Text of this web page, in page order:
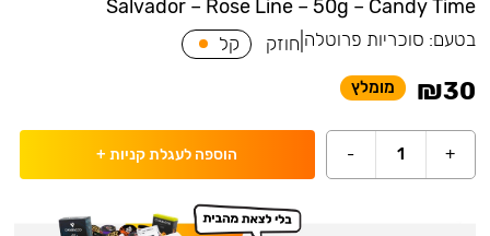
Salvador – Rose Line – 50g – Candy Time
בטעם: סוכריות פרוטלה חוזק קל
₪30 מומלץ
+
1
- הוספה לעגלת קניות +